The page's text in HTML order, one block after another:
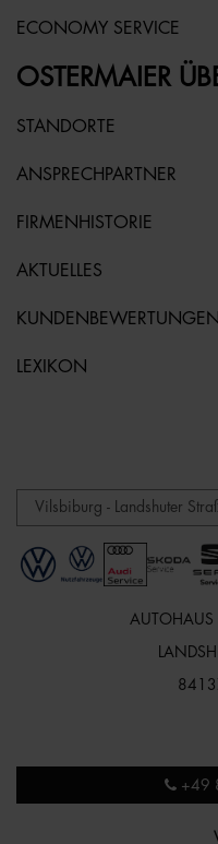
ECONOMY SERVICE
OSTERMAIER
STANDORTE
ANSPRECHPARTNER
FIRMENHISTORIE
AKTUELLES
KUNDENBEWERTUNGEN
LEXIKON
AUTOHAUS
+49